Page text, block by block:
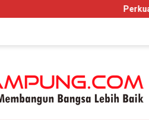
Perkuat Eliminasi TB 2030,